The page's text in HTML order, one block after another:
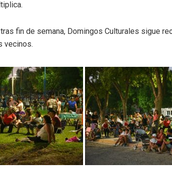
fin de semana, Domingos Culturales sigue
vecinos.